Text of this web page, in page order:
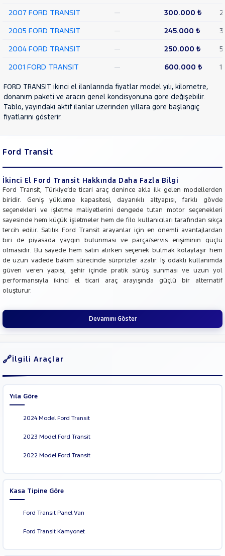
ISUZU
Iveco
Jaecoo
KIA
LANCIA
BENZ
MINI
MITSUBISHI
MOTORSIKLET
NISSAN
OPEL
PEUGEOT
RENAULT
SEAT
SKODA
SSANGYONG
VOLVO
2007 FORD TRANSIT
— 300.000 ₺
2
2005 FORD TRANSIT
— 245.000 ₺
3
2004 FORD TRANSIT
— 250.000 ₺
5
2001 FORD TRANSIT
— 600.000 ₺ 1
FORD TRANSIT ikinci el ilanlarında fiyatlar model yılı, kilometre,
donanım paketi ve aracın genel kondisyonuna göre değişebilir.
Tablo, yayındaki aktif ilanlar üzerinden yıllara göre başlangıç
fiyatlarını gösterir.
Ford Transit
İkinci El Ford Transit Hakkında Daha Fazla Bilgi
Ford Transit, Türkiye’de ticari araç denince akla ilk gelen modellerden
biridir. Geniş yükleme kapasitesi, dayanıklı altyapısı, farklı gövde
seçenekleri ve işletme maliyetlerini dengede tutan motor seçenekleri
sayesinde hem küçük işletmeler hem de filo kullanıcıları tarafından sıkça
tercih edilir. Satılık Ford Transit arayanlar için en önemli avantajlardan
biri de piyasada yaygın bulunması ve parça/servis erişiminin güçlü
olmasıdır. Bu sayede hem satın alırken seçenek bulmak kolaylaşır hem
de uzun vadede bakım sürecinde sürprizler azalır. İş odaklı kullanımda
güven veren yapısı, şehir içinde pratik sürüş sunması ve uzun yol
performansıyla ikinci el ticari araç arayışında güçlü bir alternatif
oluşturur.
Devamını Göster
İlgili Araçlar
Yıla Göre
2024 Model Ford Transit
2023 Model Ford Transit
2022 Model Ford Transit
Kasa Tipine Göre
Ford Transit Panel Van
Ford Transit Kamyonet